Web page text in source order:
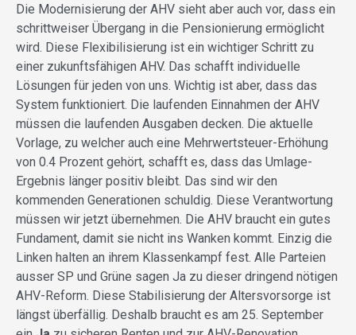
Die Modernisierung der AHV sieht aber auch vor, dass ein
schrittweiser Übergang in die Pensionierung ermöglicht
wird. Diese Flexibilisierung ist ein wichtiger Schritt zu
einer zukunftsfähigen AHV. Das schafft individuelle
Lösungen für jeden von uns. Wichtig ist aber, dass das
System funktioniert. Die laufenden Einnahmen der AHV
müssen die laufenden Ausgaben decken. Die aktuelle
Vorlage, zu welcher auch eine Mehrwertsteuer-Erhöhung
von 0.4 Prozent gehört, schafft es, dass das Umlage-
Ergebnis länger positiv bleibt. Das sind wir den
kommenden Generationen schuldig. Diese Verantwortung
müssen wir jetzt übernehmen. Die AHV braucht ein gutes
Fundament, damit sie nicht ins Wanken kommt. Einzig die
Linken halten an ihrem Klassenkampf fest. Alle Parteien
ausser SP und Grüne sagen Ja zu dieser dringend nötigen
AHV-Reform. Diese Stabilisierung der Altersvorsorge ist
längst überfällig. Deshalb braucht es am 25. September